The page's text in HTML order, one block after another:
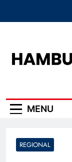
MENU
REGIONAL